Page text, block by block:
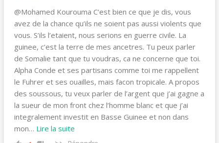
@Mohamed Kourouma C’est bien ce que je dis, vous
avez de la chance qu’ils ne soient pas aussi violents que
vous. S’ils l’etaient, nous serions en guerre civile. La
guinee, c’est la terre de mes ancetres. Tu peux parler
de Somalie tant que tu voudras, ca ne concerne que toi.
Alpha Conde et ses partisans comme toi me rappellent
le Fuhrer et ses ouailles, mais facon tropicale. A propos
des soussous, tu veux parler de l’argent que j’ai gagne a
la sueur de mon front chez l’homme blanc et que j’ai
integralement investit en Basse Guinee et non dans
mon… Lire la suite